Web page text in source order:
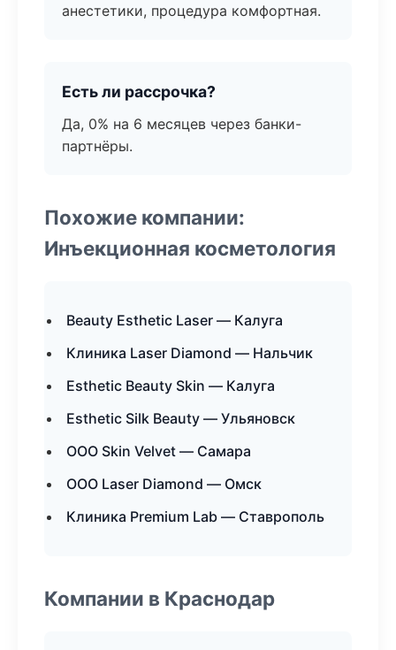
анестетики, процедура комфортная.
Есть ли рассрочка?
Да, 0% на 6 месяцев через банки-
партнёры.
Похожие компании:
Инъекционная косметология
Beauty Esthetic Laser — Калуга
Клиника Laser Diamond — Нальчик
Esthetic Beauty Skin — Калуга
Esthetic Silk Beauty — Ульяновск
ООО Skin Velvet — Самара
ООО Laser Diamond — Омск
Клиника Premium Lab — Ставрополь
Компании в Краснодар